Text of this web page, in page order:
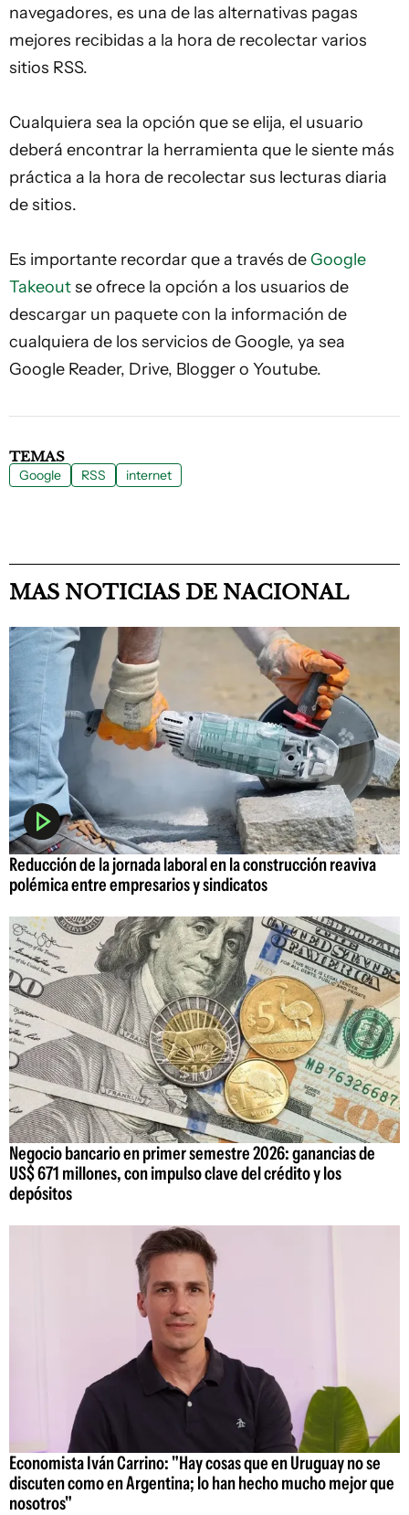
navegadores, es una de las alternativas pagas
mejores recibidas a la hora de recolectar varios
sitios RSS.
Cualquiera sea la opción que se elija, el usuario
deberá encontrar la herramienta que le siente más
práctica a la hora de recolectar sus lecturas diaria
de sitios.
Es importante recordar que a través de Google
Takeoutse ofrece la opción a los usuarios de
descargar un paquete con la información de
cualquiera de los servicios de Google, ya sea
Google Reader, Drive, Blogger o Youtube.
TEMAS
Google RSS internet
MAS NOTICIAS DE NACIONAL
Reducción de la jornada laboral en la construcción reaviva
polémica entre empresarios y sindicatos
Negocio bancario en primer semestre 2026: ganancias de
US$ 671 millones, con impulso clave del crédito y los
depósitos
Economista Iván Carrino: "Hay cosas que en Uruguay no se
discuten como en Argentina; lo han hecho mucho mejor que
nosotros"